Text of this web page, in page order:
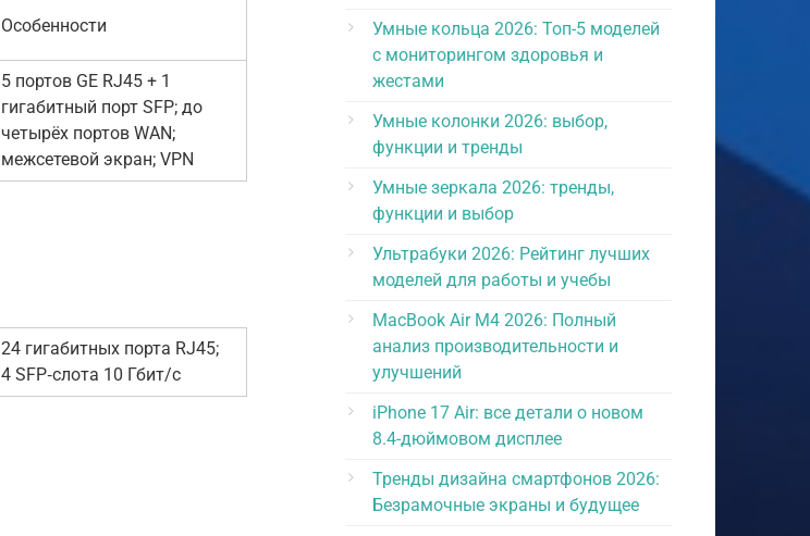
Особенности
5 портов GE RJ45 + 1
гигабитный порт SFP; до
четырёх портов WAN;
межсетевой экран; VPN
24 гигабитных порта RJ45;
4 SFP‑слота 10 Гбит/с
Умные кольца 2026: Топ-5 моделей
с мониторингом здоровья и
жестами
Умные колонки 2026: выбор,
функции и тренды
Умные зеркала 2026: тренды,
функции и выбор
Ультрабуки 2026: Рейтинг лучших
моделей для работы и учебы
MacBook Air M4 2026: Полный
анализ производительности и
улучшений
iPhone 17 Air: все детали о новом
8.4-дюймовом дисплее
Тренды дизайна смартфонов 2026:
Безрамочные экраны и будущее